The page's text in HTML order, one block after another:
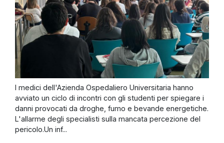
I medici dell'Azienda Ospedaliero Universitaria hanno
avviato un ciclo di incontri con gli studenti per spiegare i
danni provocati da droghe, fumo e bevande energetiche.
L'allarme degli specialisti sulla mancata percezione del
pericolo.Un inf...